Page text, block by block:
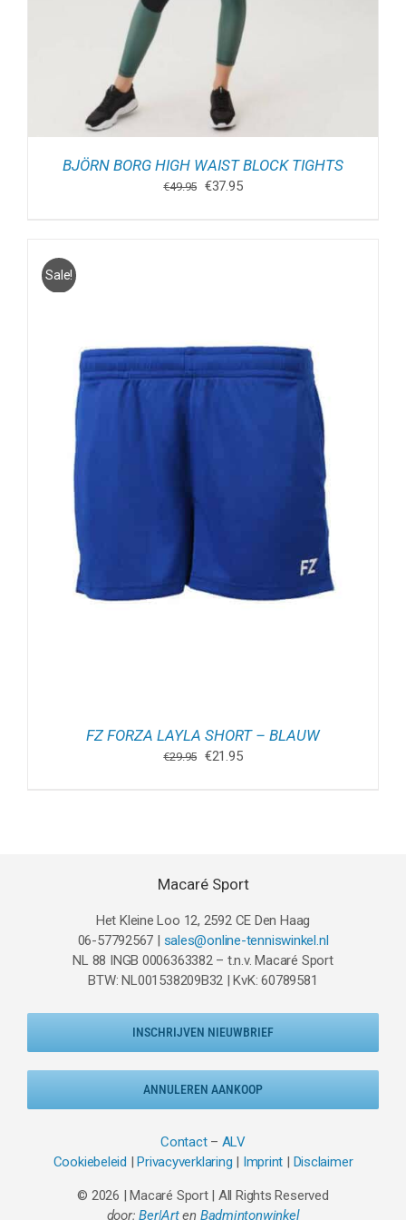
BJÖRN BORG HIGH WAIST BLOCK TIGHTS
€49.95 Oorspronkelijke
€37.95Huidige
Sale!
FZ FORZA LAYLA SHORT – BLAUW
€29.95 Oorspronkelijke
€21.95Huidige
Macaré Sport
Het Kleine Loo 12, 2592 CE Den Haag
06-57792567 | sales@online-tenniswinkel.nl
NL 88 INGB 0006363382 – t.n.v. Macaré Sport
BTW: NL001538209B32 | KvK: 60789581
INSCHRIJVEN NIEUWBRIEF
ANNULEREN AANKOOP
Contact– ALV
Cookiebeleid |Privacyverklaring | Imprint | Disclaimer
© 2026 | Macaré Sport | All Rights Reserved
door:Ber|Arten Badmintonwinkel